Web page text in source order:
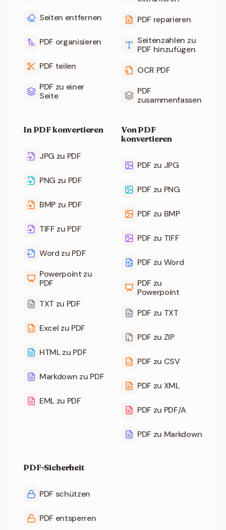
Seiten entfernen
PDF organisieren
PDF teilen
PDF zu einer
Seite
PDF reparieren
Seitenzahlen zu
PDF hinzufügen
OCR PDF
PDF
zusammenfassen
In PDF konvertieren
JPG zu PDF
PNG zu PDF
BMP zu PDF
TIFF zu PDF
Word zu PDF
Powerpoint zu
PDF
TXT zu PDF
Excel zu PDF
HTML zu PDF
Markdown zu PDF
EML zu PDF
Von PDF
konvertieren
PDF zu JPG
PDF zu PNG
PDF zu BMP
PDF zu TIFF
PDF zu Word
PDF zu
Powerpoint
PDF zu TXT
PDF zu ZIP
PDF zu CSV
PDF zu XML
PDF zu PDF/A
PDF zu Markdown
PDF-Sicherheit
PDF schützen
PDF entsperren